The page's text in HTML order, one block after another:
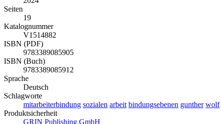
Seiten
19
Katalognummer
V1514882
ISBN (PDF)
9783389085905
ISBN (Buch)
9783389085912
Sprache
Deutsch
Schlagworte
mitarbeiterbindung sozialen arbeit bindungsebenen gunther wolf
Produktsicherheit
GRIN Publishing GmbH